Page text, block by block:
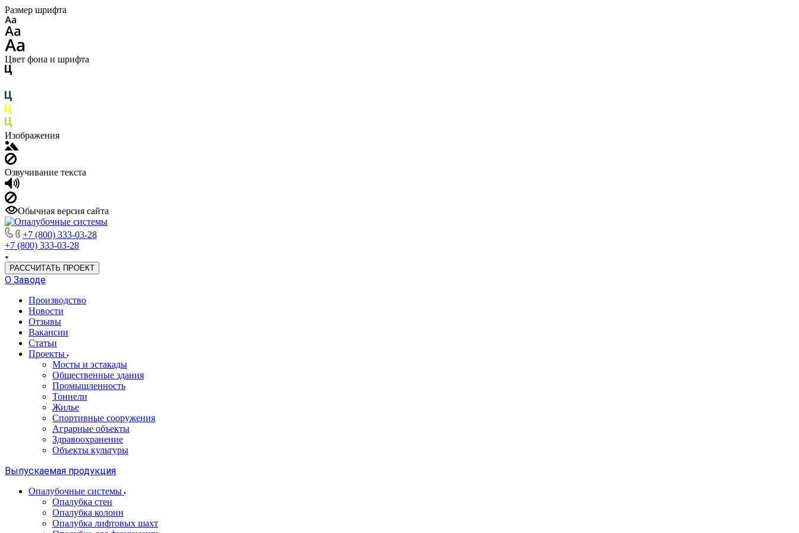
Размер шрифта
Цвет фона и шрифта
Изображения
Озвучивание текста
Обычная версия сайта
+7 (800) 333-03-28
+7 (800) 333-03-28
РАССЧИТАТЬ ПРОЕКТ
О Заводе
Производство
Новости
Отзывы
Вакансии
Статьи
Проекты
Мосты и эстакады
Общественные здания
Промышленность
Тоннели
Жилье
Спортивные сооружения
Аграрные объекты
Здравоохранение
Объекты культуры
Выпускаемая продукция
Опалубочные системы
Опалубка стен
Опалубка колонн
Опалубка лифтовых шахт